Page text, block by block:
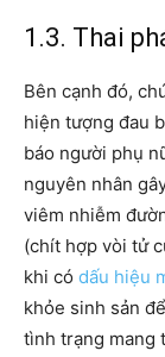
1.3. Thai
Bên cạnh đó,
hiện tượng đau
báo người phụ
nguyên nhân
viêm nhiễm
(chít hợp vòi tử
khi có dấu hiệu
khỏe sinh sản
tình trạng mang